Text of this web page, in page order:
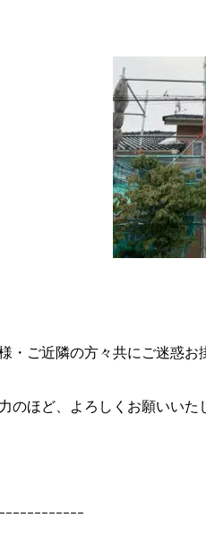
・ご近隣の方々共にご迷惑お
のほど、よろしくお願いいた
ｰｰｰｰｰｰｰｰｰｰｰ